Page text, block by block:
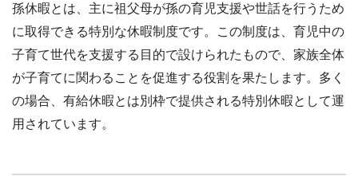
孫休暇とは、主に祖父母が孫の育児支援や世話を行うため
に取得できる特別な休暇制度です。この制度は、育児中の
子育て世代を支援する目的で設けられたもので、家族全体
が子育てに関わることを促進する役割を果たします。多く
の場合、有給休暇とは別枠で提供される特別休暇として運
用されています。